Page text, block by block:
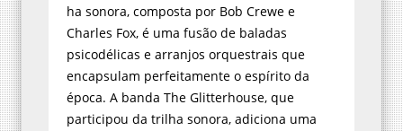
ha sonora, composta por Bob Crewe e
Charles Fox, é uma fusão de baladas
psicodélicas e arranjos orquestrais que
encapsulam perfeitamente o espírito da
época. A banda The Glitterhouse, que
participou da trilha sonora, adiciona uma